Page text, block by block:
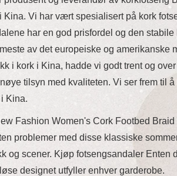
Kina. Vi har vært spesialisert på kork
har en god prisfordel og den
av det europeiske og amerikanske
i kork i Kina, hadde vi godt trent og
tilsyn med kvaliteten. Vi ser frem til
Kina.
Fashion Women's Cork Footbed
problemer med disse klassiske
og scener. Kjøp fotsengsandaler Enten
designet utfyller enhver garderobe.